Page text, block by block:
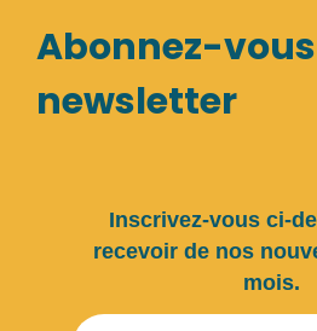
Abonnez-
newsletter
Inscrivez-vous ci-
recevoir de nos
mois.